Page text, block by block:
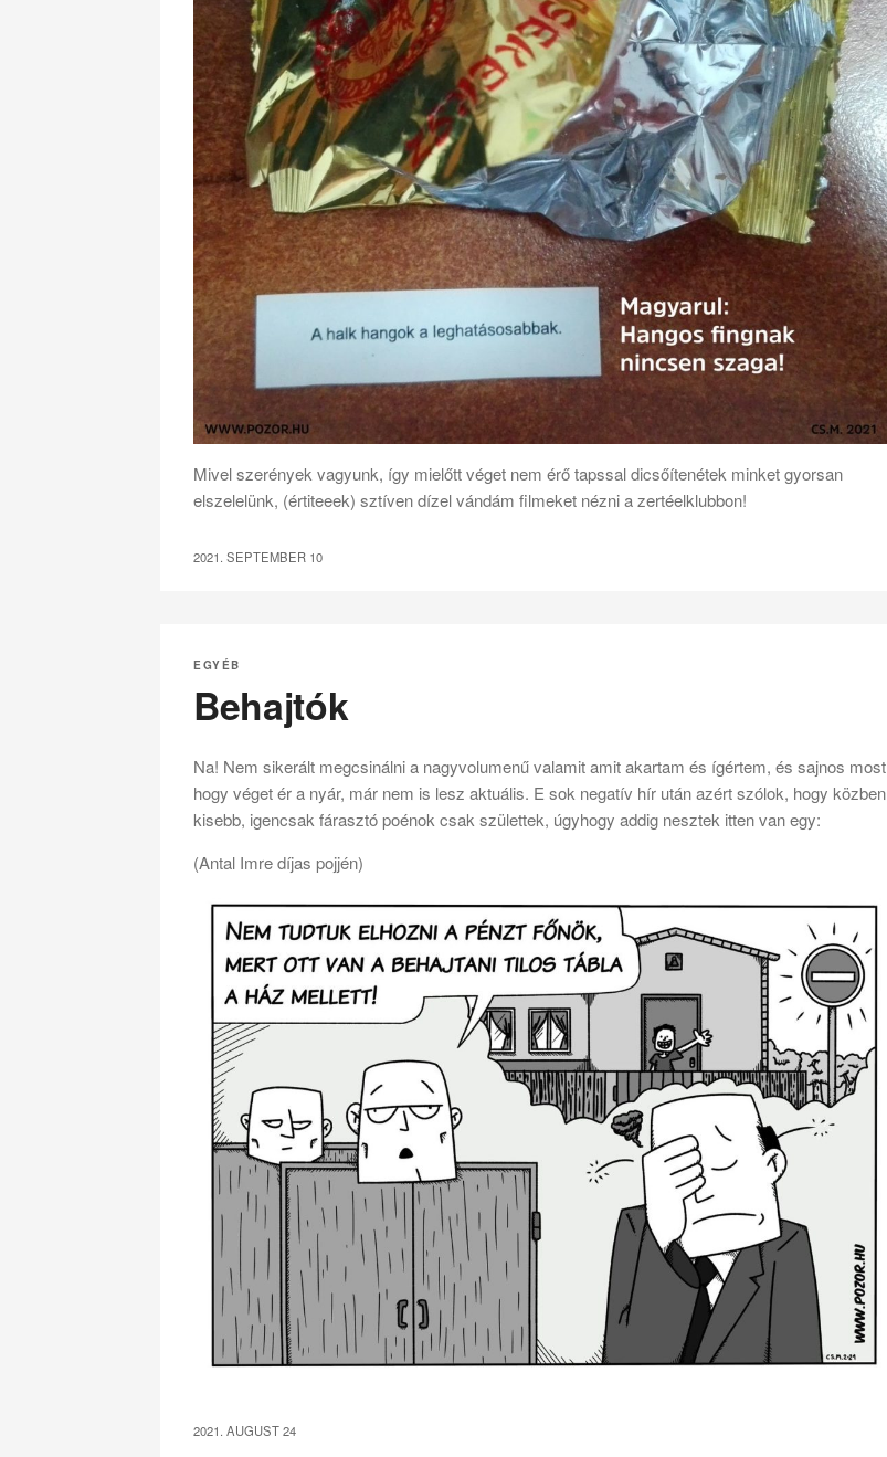
Mivel szerények vagyunk, így mielőtt véget nem érő tapssal dicsőítenétek minket gyorsan
elszelelünk, (értiteeek) sztíven dízel vándám filmeket nézni a zertéelklubbon!
2021. SEPTEMBER 10
EGYÉB
Behajtók
Na! Nem sikerált megcsinálni a nagyvolumenű valamit amit akartam és ígértem, és sajnos most
hogy véget ér a nyár, már nem is lesz aktuális. E sok negatív hír után azért szólok, hogy közben
kisebb, igencsak fárasztó poénok csak születtek, úgyhogy addig nesztek itten van egy:
(Antal Imre díjas pojjén)
2021. AUGUST 24